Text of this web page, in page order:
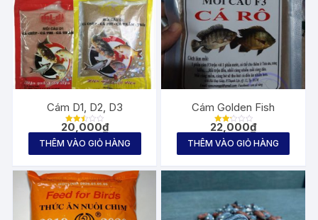
Cám D1, D2, D3
Được
hạng
5
20,000₫
THÊM VÀO GIỎ HÀNG
Cám Golden Fish
Được
hạng
5
22,000₫
THÊM VÀO GIỎ HÀNG